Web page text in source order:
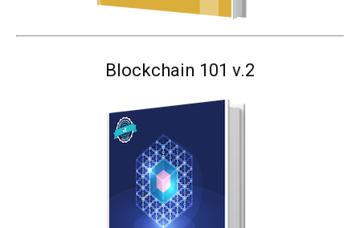
Blockchain 101 v.2